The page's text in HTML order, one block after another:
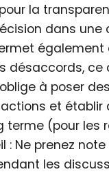
la
dans une
également
désaccords, ce
à poser
et établir
terme (pour les
: Ne prenez
les